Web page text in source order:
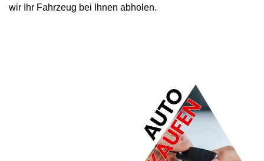
wir Ihr Fahrzeug bei Ihnen abholen.